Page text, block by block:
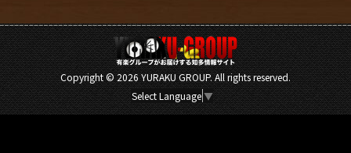
Copyright ©2026 YURAKU GROUP. All rights reserved.
Select Language ▼